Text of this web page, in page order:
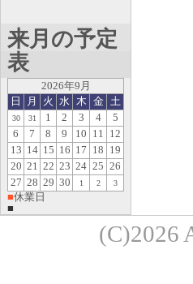
来月の予定
表
2026年9月
日
月 火 水 木 金 土
30 31 1 2 3 4
5
6
7 8 9 10 11
12
13 14 15 16 17 18 19
20 21 22 23 24 25 26
27 28 29 30 1 2 3
■休業日
■
(C)2026